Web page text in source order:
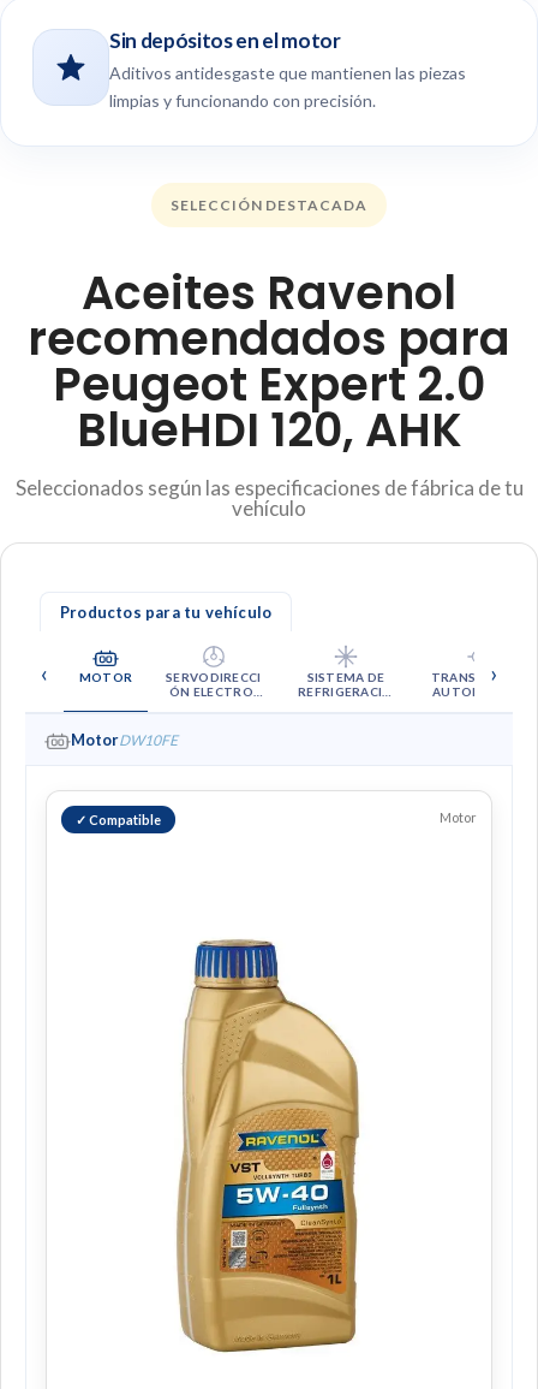
Sin depósitos en el motor
Aditivos antidesgaste que mantienen las piezas
limpias y funcionando con precisión.
SELECCIÓN DESTACADA
Aceites Ravenol
recomendados para
Peugeot Expert 2.0
BlueHDI 120, AHK
Seleccionados según las especificaciones de fábrica de tu
vehículo
Productos para tu vehículo
‹ MOTOR
SERVODIRECCI
ÓN ELECTRO-
SISTEMA DE
REFRIGERACIÓ
TRANSMISIÓN
AUTOMÁTICA
›
MotorDW10FE
✓ Compatible Motor